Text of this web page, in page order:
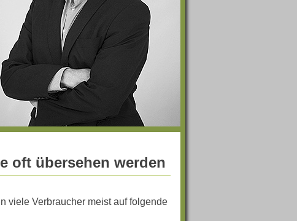
oft übersehen werden
viele Verbraucher meist auf folgende